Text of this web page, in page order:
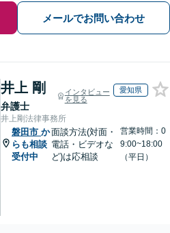
メールでお問い合わせ
井上 剛
弁護士
インタビュー
を見る
愛知県
井上剛法律事務所
磐田市 か
らも相談
受付中
面談方法(対面・
電話・ビデオな
ど)は応相談
営業時間：0
9:00~18:00
（平日）